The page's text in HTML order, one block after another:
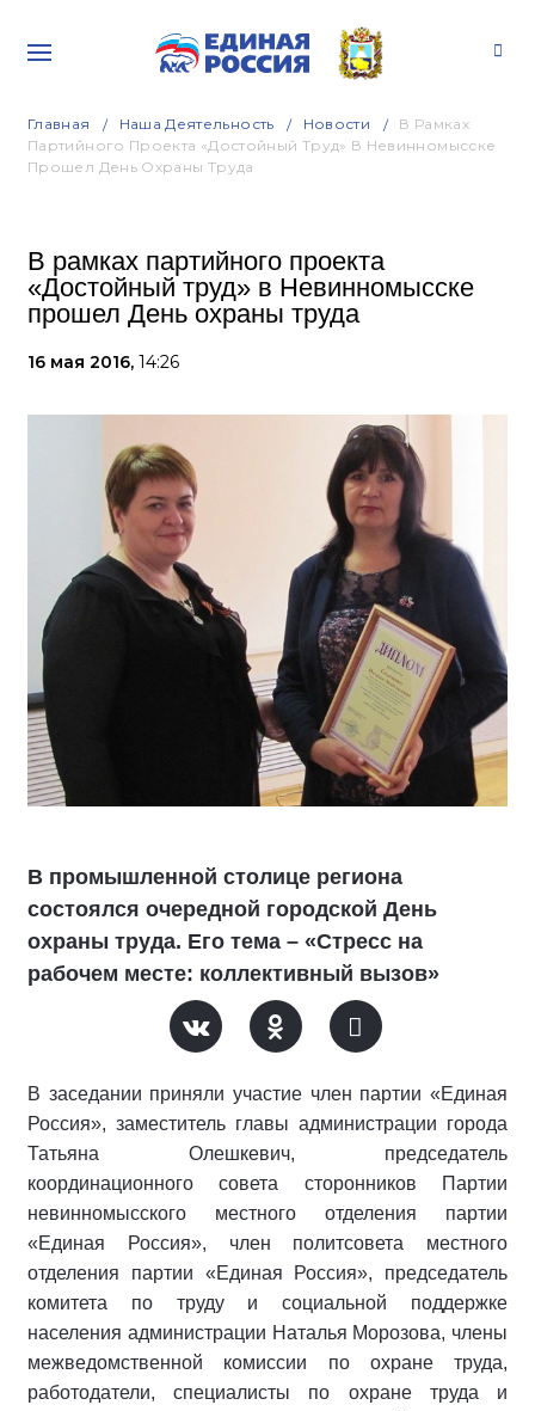
Главная Наша Деятельность Новости
В Рамках
Партийного Проекта «Достойный Труд» В Невинномысске
Прошел День Охраны Труда
В рамках партийного проекта
«Достойный труд» в Невинномысске
прошел День охраны труда
16 мая 2016, 14:26
В промышленной столице региона
состоялся очередной городской День
охраны труда. Его тема – «Стресс на
рабочем месте: коллективный вызов»
В заседании приняли участие член партии «Единая
Россия», заместитель главы администрации города
Татьяна Олешкевич, председатель
координационного совета сторонников Партии
невинномысского местного отделения партии
«Единая Россия», член политсовета местного
отделения партии «Единая Россия», председатель
комитета по труду и социальной поддержке
населения администрации Наталья Морозова, члены
межведомственной комиссии по охране труда,
работодатели, специалисты по охране труда и